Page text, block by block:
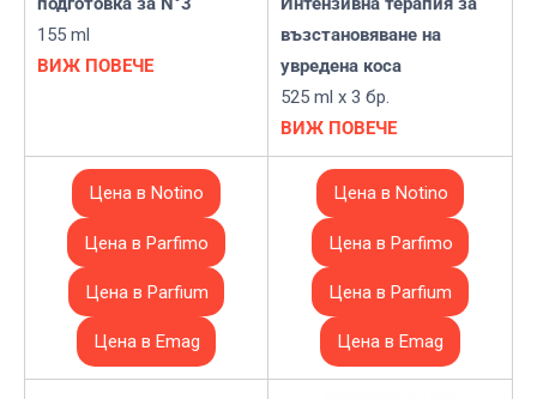
155 ml
ВИЖ ПОВЕЧЕ
възстановяване на
увредена коса
525 ml x 3 бр.
ВИЖ ПОВЕЧЕ
Цена в Notino
Цена в Parfimo
Цена в Parfium
Цена в Emag
Цена в Notino
Цена в Parfimo
Цена в Parfium
Цена в Emag